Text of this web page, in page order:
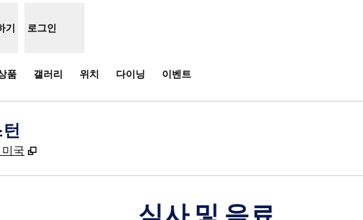
기 로그인
품 갤러리 위치 다이닝 이벤트
국 ,
식사 및 음료